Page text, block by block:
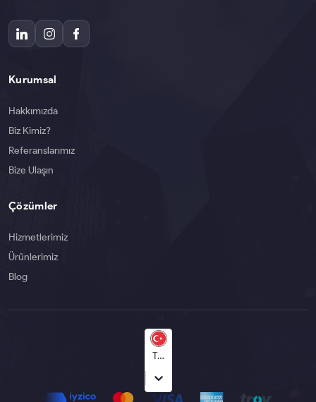
Kurumsal
Hakkımızda
Biz Kimiz?
Referanslarımız
Bize Ulaşın
Çözümler
Hizmetlerimiz
Ürünlerimiz
Blog
Türkçe